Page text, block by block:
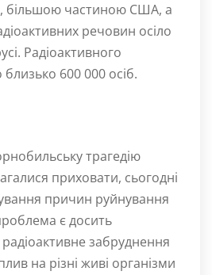
більшою частиною США, а
речовин осіло
Радіоактивного
600 000 осіб.
трагедію
приховати, сьогодні
причин руйнування
є досить
забруднення
на різні живі організми